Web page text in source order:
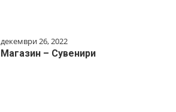
декември 26, 2022
Магазин – Сувенири